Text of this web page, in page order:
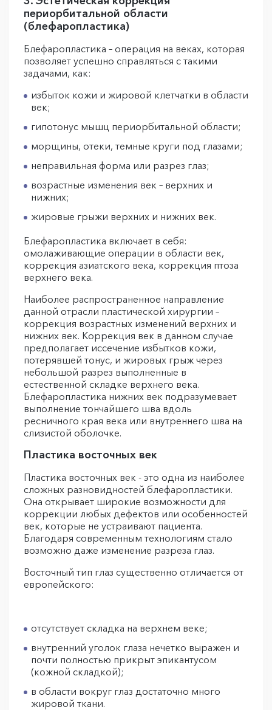
периорбитальной области
(блефаропластика)
Блефаропластика – операция на веках, которая
позволяет успешно справляться с такими
задачами, как:
избыток кожи и жировой клетчатки в области
век;
гипотонус мышц периорбитальной области;
морщины, отеки, темные круги под глазами;
неправильная форма или разрез глаз;
возрастные изменения век – верхних и
нижних;
жировые грыжи верхних и нижних век.
Блефаропластика включает в себя:
омолаживающие операции в области век,
коррекция азиатского века, коррекция птоза
верхнего века.
Наиболее распространенное направление
данной отрасли пластической хирургии –
коррекция возрастных изменений верхних и
нижних век. Коррекция век в данном случае
предполагает иссечение избытков кожи,
потерявшей тонус, и жировых грыж через
небольшой разрез выполненные в
естественной складке верхнего века.
Блефаропластика нижних век подразумевает
выполнение тончайшего шва вдоль
ресничного края века или внутреннего шва на
слизистой оболочке.
Пластика восточных век
Пластика восточных век - это одна из наиболее
сложных разновидностей блефаропластики.
Она открывает широкие возможности для
коррекции любых дефектов или особенностей
век, которые не устраивают пациента.
Благодаря современным технологиям стало
возможно даже изменение разреза глаз.
Восточный тип глаз существенно отличается от
европейского:
отсутствует складка на верхнем веке;
внутренний уголок глаза нечетко выражен и
почти полностью прикрыт эпикантусом
(кожной складкой);
в области вокруг глаз достаточно много
жировой ткани.